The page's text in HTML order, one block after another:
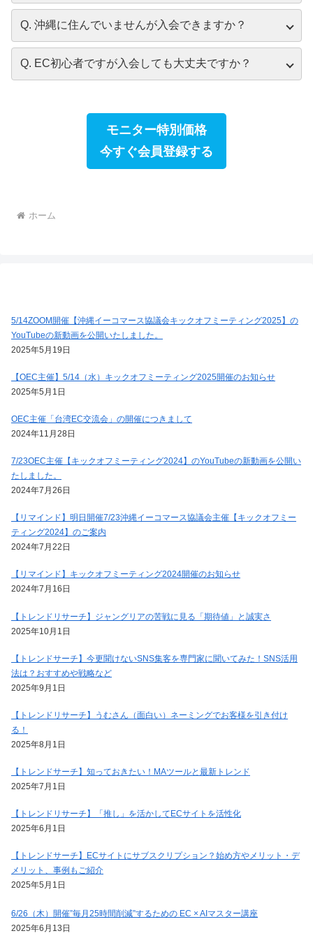
Q. 沖縄に住んでいませんが入会できますか？
Q. EC初心者ですが入会しても大丈夫ですか？
モニター特別価格
今すぐ会員登録する
ホーム
5/14ZOOM開催【沖縄イーコマース協議会キックオフミーティング2025】の
YouTubeの新動画を公開いたしました。
2025年5月19日
【OEC主催】5/14（水）キックオフミーティング2025開催のお知らせ
2025年5月1日
OEC主催「台湾EC交流会」の開催につきまして
2024年11月28日
7/23OEC主催【キックオフミーティング2024】のYouTubeの新動画を公開い
たしました。
2024年7月26日
【リマインド】明日開催7/23沖縄イーコマース協議会主催【キックオフミー
ティング2024】のご案内
2024年7月22日
【リマインド】キックオフミーティング2024開催のお知らせ
2024年7月16日
【トレンドリサーチ】ジャングリアの苦戦に見る「期待値」と誠実さ
2025年10月1日
【トレンドサーチ】今更聞けないSNS集客を専門家に聞いてみた！SNS活用
法は？おすすめや戦略など
2025年9月1日
【トレンドリサーチ】うむさん（面白い）ネーミングでお客様を引き付け
る！
2025年8月1日
【トレンドサーチ】知っておきたい！MAツールと最新トレンド
2025年7月1日
【トレンドリサーチ】「推し」を活かしてECサイトを活性化
2025年6月1日
【トレンドサーチ】ECサイトにサブスクリプション？始め方やメリット・デ
メリット、事例もご紹介
2025年5月1日
6/26（木）開催”毎月25時間削減”するための EC × AIマスター講座
2025年6月13日